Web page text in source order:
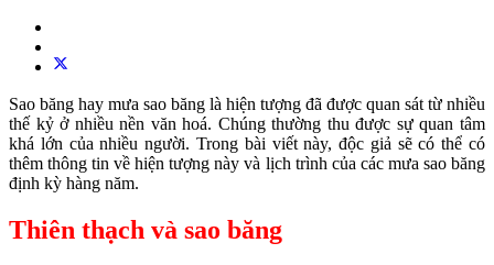
Sao băng hay mưa sao băng là hiện tượng đã được quan sát từ nhiều
thế kỷ ở nhiều nền văn hoá. Chúng thường thu được sự quan tâm
khá lớn của nhiều người. Trong bài viết này, độc giả sẽ có thể có
thêm thông tin về hiện tượng này và lịch trình của các mưa sao băng
định kỳ hàng năm.
Thiên thạch và sao băng